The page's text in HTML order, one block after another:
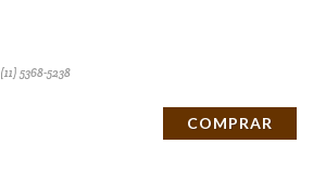
(11) 5368-5238
COMPRAR